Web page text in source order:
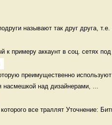
называют так друг друга,
к примеру аккаунт в соц. сетях
преимущественно используют
насмешкой над дизайнерами, ...
все траллят Уточнение: